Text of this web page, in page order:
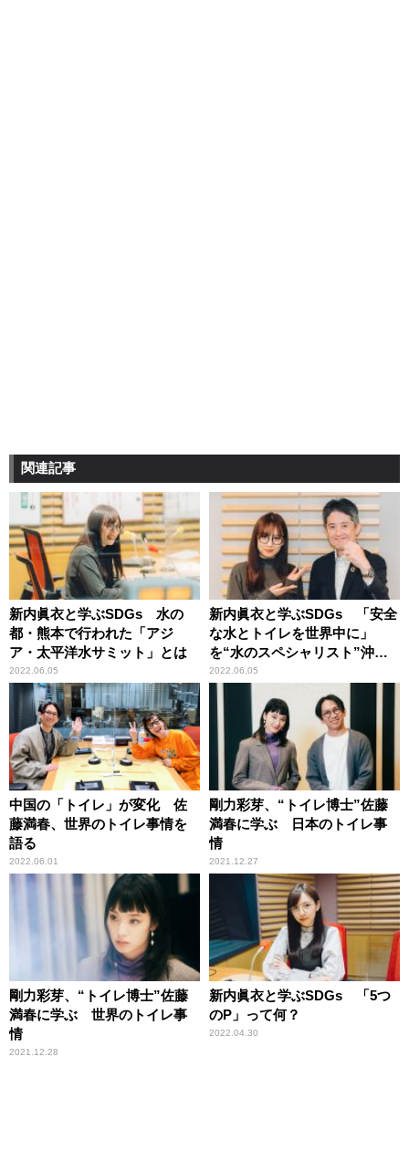
関連記事
新内眞衣と学ぶSDGs 水の
都・熊本で行われた「アジ
ア・太平洋水サミット」とは
2022.06.05
新内眞衣と学ぶSDGs 「安全
な水とトイレを世界中に」
を“水のスペシャリスト”沖大
幹教授と深掘り
2022.06.05
中国の「トイレ」が変化 佐
藤満春、世界のトイレ事情を
語る
2022.06.01
剛力彩芽、“トイレ博士”佐藤
満春に学ぶ 日本のトイレ事
情
2021.12.27
剛力彩芽、“トイレ博士”佐藤
満春に学ぶ 世界のトイレ事
情
2021.12.28
新内眞衣と学ぶSDGs 「5つ
のP」って何？
2022.04.30